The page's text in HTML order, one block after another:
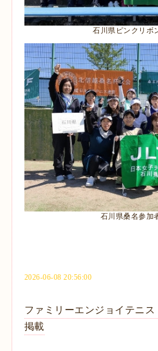
石川県ピンクリボン
石川県桑名参加
2026-06-08 20:56:00
ファミリーエンジョイテニ
掲載